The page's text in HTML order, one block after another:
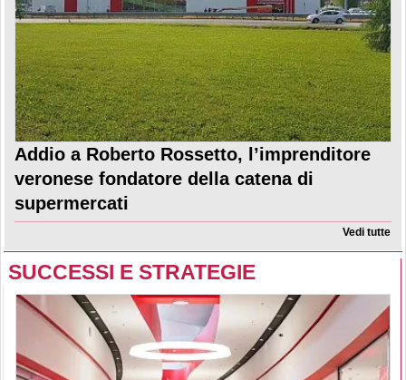
Addio a Roberto Rossetto, l’imprenditore
veronese fondatore della catena di
supermercati
Vedi tutte
SUCCESSI E STRATEGIE